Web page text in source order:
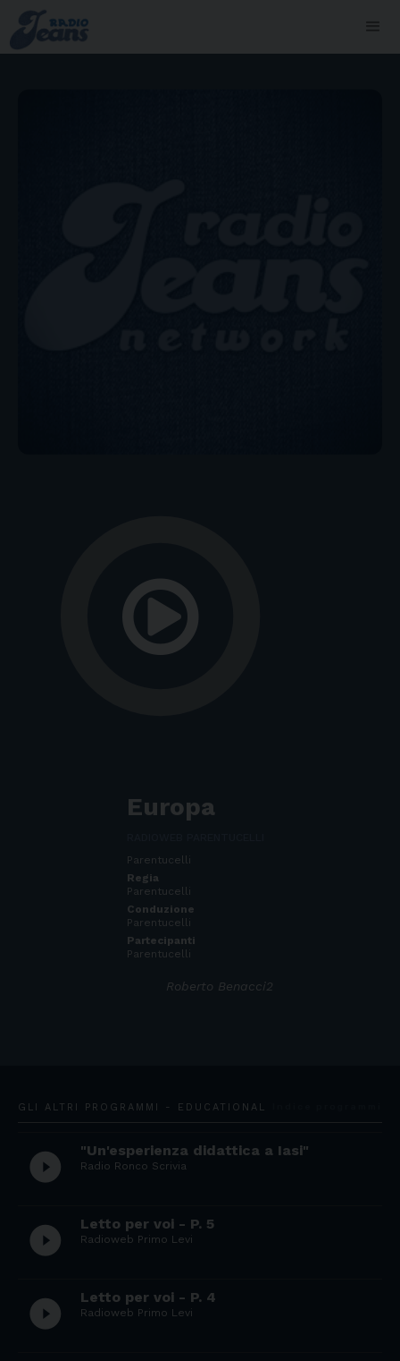
Europa
Parentucelli
Regia
Parentucelli
Conduzione
Parentucelli
Partecipanti
Parentucelli
Roberto Benacci2
GLI ALTRI PROGRAMMI - EDUCATIONAL
play_circle_filled "Un'esperienza didattica a Iasi"
Radio Ronco Scrivia
play_circle_filled Letto per voi - P. 5
Radioweb Primo Levi
play_circle_filled Letto per voi - P. 4
Radioweb Primo Levi